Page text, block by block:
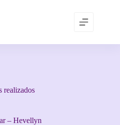
realizados
– Hevellyn